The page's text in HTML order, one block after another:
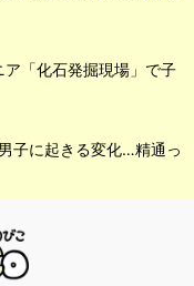
「化石発掘現場」で子
子に起きる変化…精通っ